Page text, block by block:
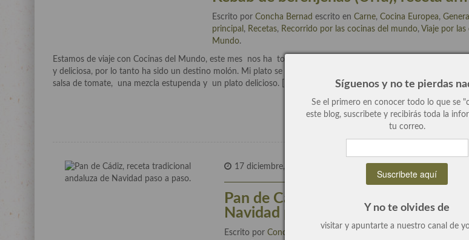
Escrito porConcha Bernad escrito enCarne,Cocina Europea,General
principal , Recetas, Recorrido por las cocinas del mundo, Viaje por las
Mundo.
Estamos de viaje con Cocinas del Mundo, este mes nos ha tocado visitar Armenia, un país con una
y deliciosa, por lo tanto ha sido un destino molón. Mi plato se llama “kebab Urfa” se trata de unos kebab con
salsa de tomate, una mezcla estupenda y un plato delicioso. […]
17 diciembre, 2016
Pan de Cádiz, receta tradicional
Navidad paso a paso.
Escrito por Concha Bernad escrito en General
Síguenos y no te pierdas
Se el primero en conocer todo lo que se
este blog, suscribete y recibirás toda la
tu correo.
Y no te olvides de
visitar y apuntarte a nuestro canal de